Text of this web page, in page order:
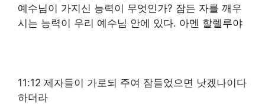
예수님이 가지신 능력이 무엇인가? 잠든 자를 깨우
시는 능력이 우리 예수님 안에 있다. 아멘 할렐루야
11:12 제자들이 가로되 주여 잠들었으면 낫겠나이다
하더라